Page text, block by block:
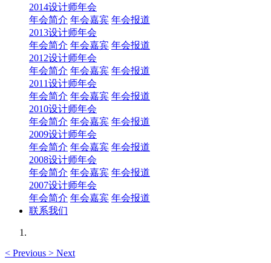
2014设计师年会
年会简介 年会嘉宾 年会报道
2013设计师年会
年会简介 年会嘉宾 年会报道
2012设计师年会
年会简介 年会嘉宾 年会报道
2011设计师年会
年会简介 年会嘉宾 年会报道
2010设计师年会
年会简介 年会嘉宾 年会报道
2009设计师年会
年会简介 年会嘉宾 年会报道
2008设计师年会
年会简介 年会嘉宾 年会报道
2007设计师年会
年会简介 年会嘉宾 年会报道
联系我们
< Previous > Next